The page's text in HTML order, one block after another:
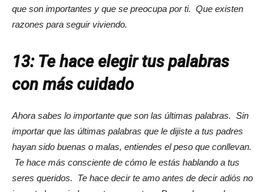
que son importantes y que se preocupa por ti. Que existen
razones para seguir viviendo.
13: Te hace elegir tus palabras
con más cuidado
Ahora sabes lo importante que son las últimas palabras. Sin
importar que las últimas palabras que le dijiste a tus padres
hayan sido buenas o malas, entiendes el peso que conllevan.
Te hace más consciente de cómo le estás hablando a tus
seres queridos. Te hace decir te amo antes de decir adiós no